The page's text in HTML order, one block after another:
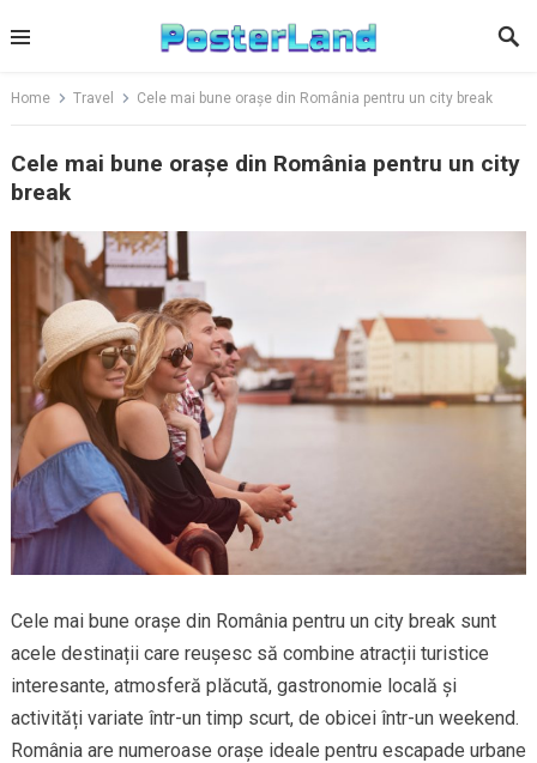
to
Home Travel Cele mai bune orașe din România pentru un city break
Cele mai bune orașe din România pentru un city
break
Cele mai bune orașe din România pentru un city break sunt
acele destinații care reușesc să combine atracții turistice
interesante, atmosferă plăcută, gastronomie locală și
activități variate într-un timp scurt, de obicei într-un weekend.
România are numeroase orașe ideale pentru escapade urbane